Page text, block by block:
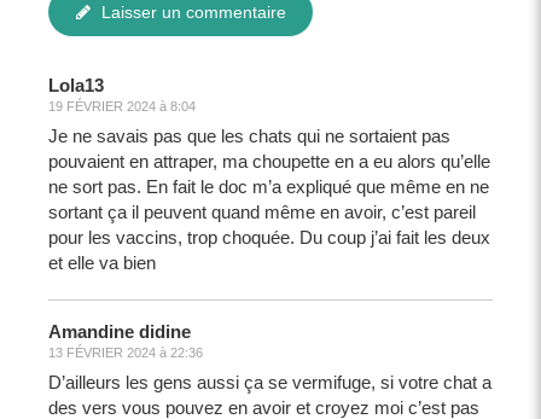
Laisser un commentaire
Lola13
19 FÉVRIER 2024 à 8:04
Je ne savais pas que les chats qui ne sortaient pas
pouvaient en attraper, ma choupette en a eu alors qu’elle
ne sort pas. En fait le doc m’a expliqué que même en ne
sortant ça il peuvent quand même en avoir, c’est pareil
pour les vaccins, trop choquée. Du coup j’ai fait les deux
et elle va bien
Amandine didine
13 FÉVRIER 2024 à 22:36
D’ailleurs les gens aussi ça se vermifuge, si votre chat a
des vers vous pouvez en avoir et croyez moi c’est pas